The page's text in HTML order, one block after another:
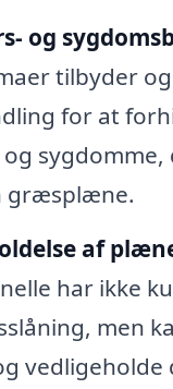
og
tilbyder
for at
sygdomme,
græsplæne.
af
har ikke
men
vedligeholde